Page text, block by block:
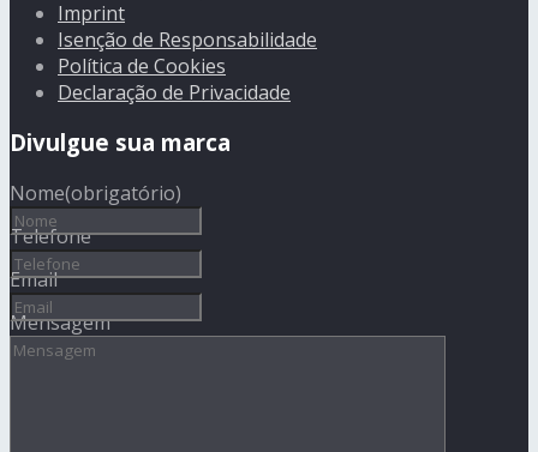
Imprint
Isenção de Responsabilidade
Política de Cookies
Declaração de Privacidade
Divulgue sua marca
Nome(obrigatório)
Telefone
Email
Mensagem